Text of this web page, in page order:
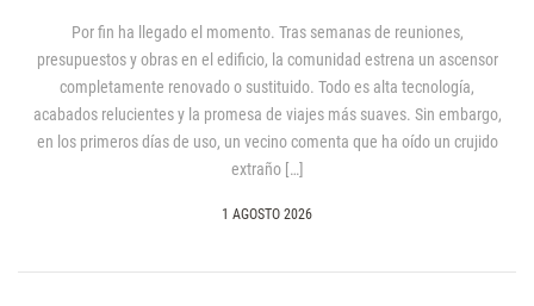
Por fin ha llegado el momento. Tras semanas de reuniones,
presupuestos y obras en el edificio, la comunidad estrena un ascensor
completamente renovado o sustituido. Todo es alta tecnología,
acabados relucientes y la promesa de viajes más suaves. Sin embargo,
en los primeros días de uso, un vecino comenta que ha oído un crujido
extraño […]
1 AGOSTO 2026